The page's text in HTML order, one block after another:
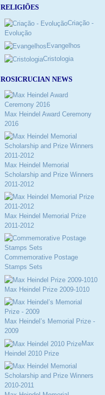
RELIGIÕES
Criação -
Evolução
Evangelhos
Cristologia
ROSICRUCIAN NEWS
Max Heindel Award Ceremony
2016
Max Heindel Memorial
Scholarship and Prize Winners
2011-2012
Max Heindel Memorial Prize
2011-2012
Commemorative Postage
Stamps Sets
Max Heindel Prize 2009-1010
Max Heindel’s Memorial Prize -
2009
Max
Heindel 2010 Prize